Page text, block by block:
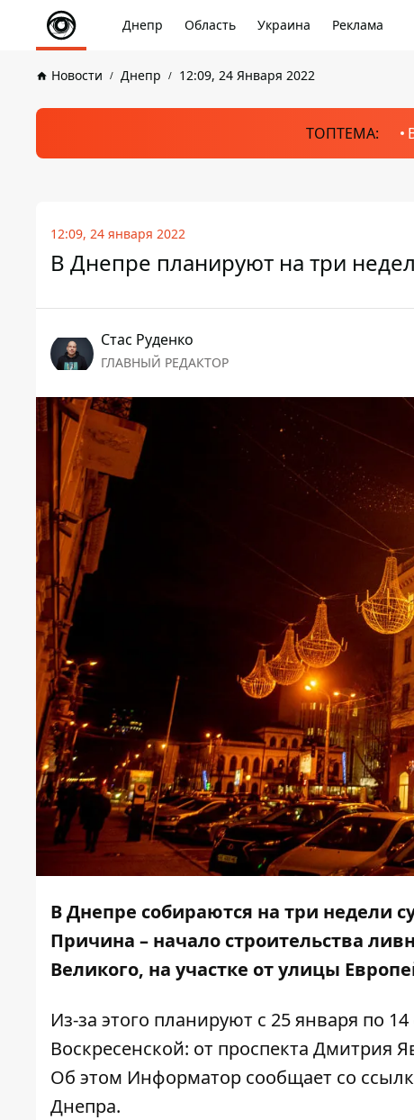
Днепр Область Украина Реклама
Новости Днепр 12:09, 24 Января 2022
ТОПТЕМА:
12:09, 24 января 2022
В Днепре планируют на три
Стаc Руденко
ГЛАВНЫЙ РЕДАКТОР
В Днепре собираются на три недели
Причина – начало строительства
Великого, на участке от улицы
Из-за этого планируют с 25 января по
Воскресенской: от проспекта Дмитрия
Об этом Информатор сообщает со
Днепра.